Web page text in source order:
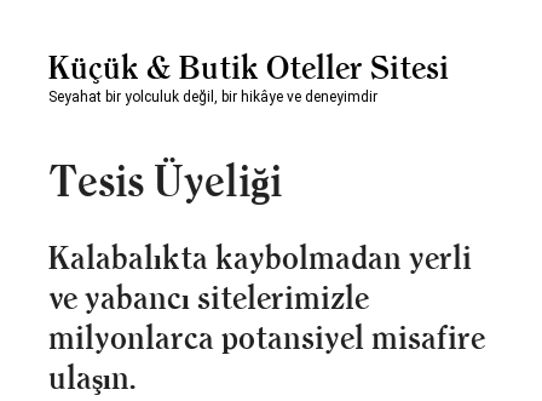
Küçük & Butik Oteller Sitesi
Seyahat bir yolculuk değil, bir hikâye ve deneyimdir
Tesis Üyeliği
Kalabalıkta kaybolmadan yerli
ve yabancı sitelerimizle
milyonlarca potansiyel misafire
ulaşın.